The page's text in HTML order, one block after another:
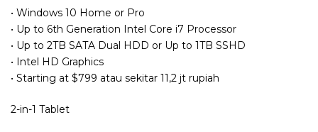
• Windows 10 Home or Pro
• Up to 6th Generation Intel Core i7 Processor
• Up to 2TB SATA Dual HDD or Up to 1TB SSHD
• Intel HD Graphics
• Starting at $799 atau sekitar 11,2 jt rupiah
2-in-1 Tablet